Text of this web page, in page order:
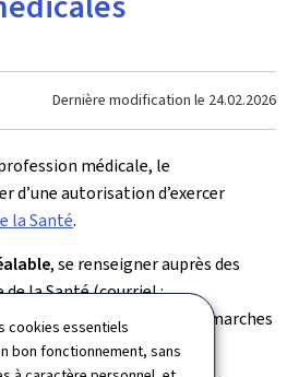
cookies essentiels
bon fonctionnement, sans
Dernière modification le 24.02.2026
médicale, le
d’une autorisation d’exercer
la Santé.
, se renseigner auprès des
la Santé (courriel :
) concernant les démarches